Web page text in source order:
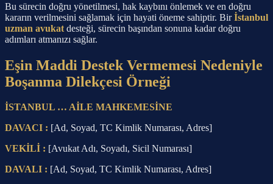
Bu sürecin doğru yönetilmesi, hak kaybını önlemek ve en doğru
kararın verilmesini sağlamak için hayati öneme sahiptir. Birİstanbul
uzman avukat desteği, sürecin başından sonuna kadar doğru
adımları atmanızı sağlar.
Eşin Maddi Destek Vermemesi Nedeniyle
Boşanma Dilekçesi Örneği
İSTANBUL … AİLE MAHKEMESİNE
DAVACI : [Ad, Soyad, TC Kimlik Numarası, Adres]
VEKİLİ : [Avukat Adı, Soyadı, Sicil Numarası]
DAVALI : [Ad, Soyad, TC Kimlik Numarası, Adres]